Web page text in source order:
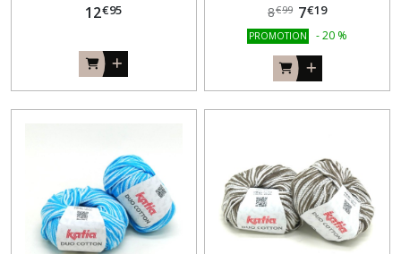
12€95 8€99 7€19
PROMOTION -20 %